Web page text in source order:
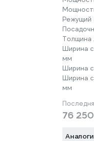
Режущий
Толщина
Ширина
мм
Ширина
Ширина
мм
76
Аналоги